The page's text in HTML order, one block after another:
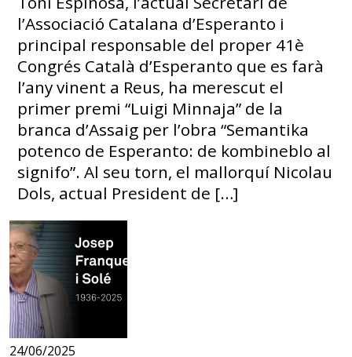
l’Associació Catalana d’Esperanto i
principal responsable del proper 41è
Congrés Català d’Esperanto que es farà
l’any vinent a Reus, ha merescut el
primer premi “Luigi Minnaja” de la
branca d’Assaig per l’obra “Semantika
potenco de Esperanto: de kombineblo al
signifo”. Al seu torn, el mallorquí Nicolau
Dols, actual President de […]
24/06/2025